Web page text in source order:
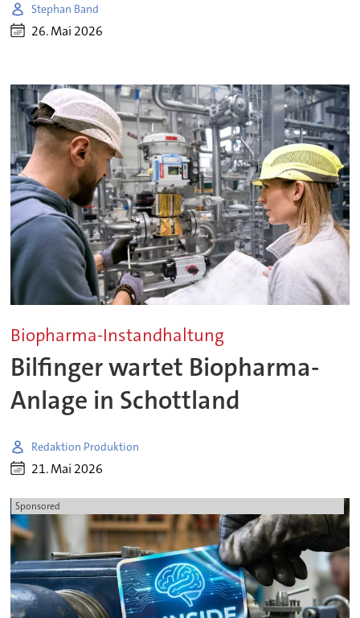
Stephan Band
26. Mai 2026
Biopharma-Instandhaltung
Bilfinger wartet Biopharma-
Anlage in Schottland
Redaktion Produktion
21. Mai 2026
Sponsored